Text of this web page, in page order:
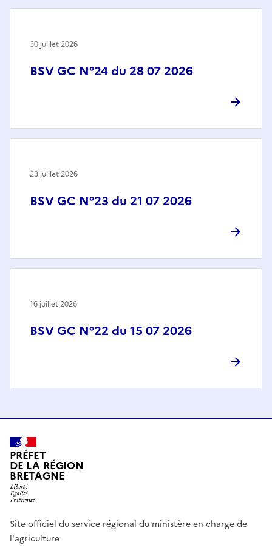
BSV GC N°24 du 28 07 2026
30 juillet 2026
BSV GC N°23 du 21 07 2026
23 juillet 2026
BSV GC N°22 du 15 07 2026
16 juillet 2026
PRÉFET
DE LA RÉGION
BRETAGNE
Site officiel du service régional du ministère en charge de
l'agriculture